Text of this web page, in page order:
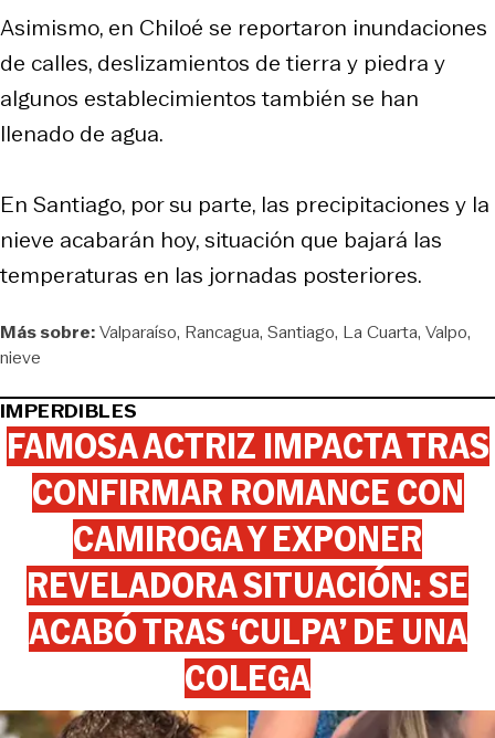
Asimismo, en Chiloé se reportaron inundaciones
de calles, deslizamientos de tierra y piedra y
algunos establecimientos también se han
llenado de agua.
En Santiago, por su parte, las precipitaciones y la
nieve acabarán hoy, situación que bajará las
temperaturas en las jornadas posteriores.
Más sobre:Valparaíso Rancagua Santiago La Cuarta Valpo
nieve
IMPERDIBLES
FAMOSA ACTRIZ IMPACTA TRAS
CONFIRMAR ROMANCE CON
CAMIROGA Y EXPONER
REVELADORA SITUACIÓN: SE
ACABÓ TRAS ‘CULPA’ DE UNA
COLEGA